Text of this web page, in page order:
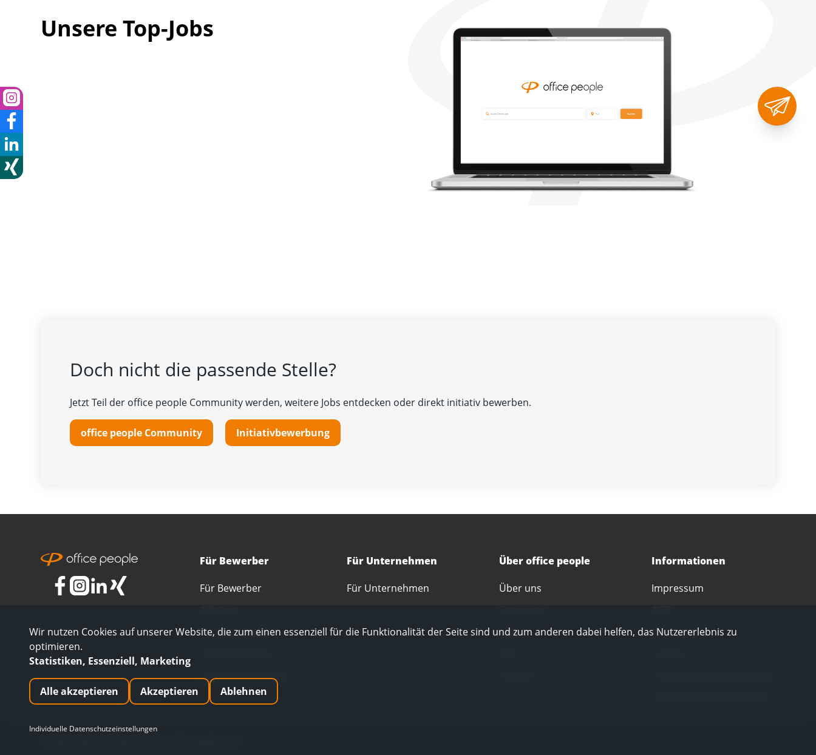
Unsere Top-Jobs
Doch nicht die passende Stelle?
Jetzt Teil der office people Community werden, weitere Jobs entdecken oder direkt initiativ bewerben.
office people Community Initiativbewerbung
Für Bewerber
Für Bewerber
Alle Berufsfelder
Initiativbewerbung
Für Unternehmen
Für Unternehmen
Über office people
Über uns
Blog
Informationen
Impressum
Datenschutz
Wir nutzen Cookies auf unserer Website, die zum einen essenziell für die Funktionalität der Seite sind und zum anderen dabei helfen, das Nutzererlebnis zu
optimieren.
Statistiken, Essenziell, Marketing
Individuelle Datenschutzeinstellungen
Ablehnen
Alle akzeptieren Akzeptieren